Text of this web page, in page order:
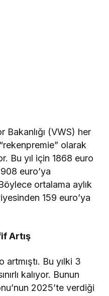
Bakanlığı (VWS) her
olarak
Bu yıl için 1868 euro
euro’ya
ortalama aylık
159 euro’ya
Artış
artmıştı. Bu yılki 3
kalıyor. Bunun
2025’te verdiği